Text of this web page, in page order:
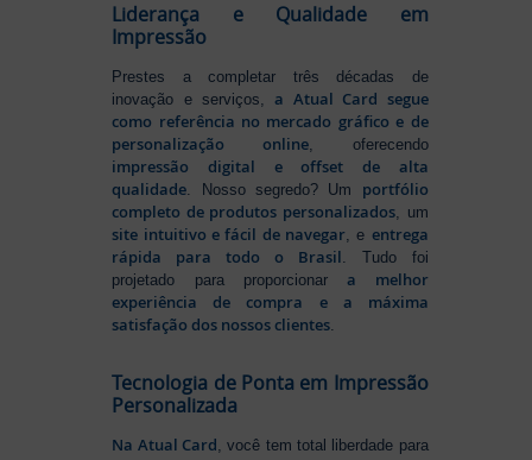
Liderança e Qualidade em
Impressão
Prestes a completar três décadas de
inovação e serviços,a Atual Card segue
como referência no mercado gráfico e de
personalização online, oferecendo
impressão digital e offset de alta
qualidade . Nosso segredo? Um portfólio
completo de produtos personalizados , um
site intuitivo e fácil de navegar , e entrega
rápida para todo o Brasil . Tudo foi
projetado para proporcionara melhor
experiência de compra e a máxima
satisfação dos nossos clientes
Tecnologia de Ponta em Impressão
Personalizada
Na Atual Card , você tem total liberdade para